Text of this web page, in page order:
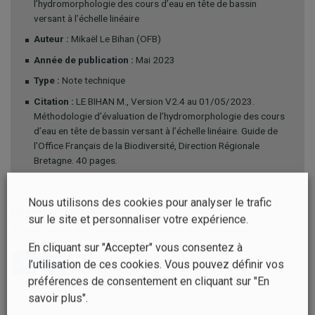
l’hydromorphologie des cours d’eau en tête de bassin
versant à l’échelle linéaire
Auteur : Mikaël Le Bihan (OFB)
Année de publication : Mai 2023
Type : Note technique
Citation : LE BIHAN M., Version V2.4 au 01/05/2023.
Méthodologie d’évaluation de l’hydromorphologie des cours
d’eau en tête de bassin versant à l’échelle linéaire. Guide de
l’Office Français de la Biodiversité, Direction Régionale
Bretagne. 40 pages.
Nous utilisons des cookies pour analyser le trafic
sur le site et personnaliser votre expérience.
En cliquant sur "Accepter" vous consentez à
l’utilisation de ces cookies. Vous pouvez définir vos
préférences de consentement en cliquant sur "En
savoir plus".